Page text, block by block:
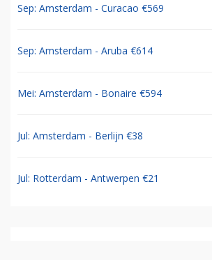
Sep: Amsterdam - Curacao €569
Sep: Amsterdam - Aruba €614
Mei: Amsterdam - Bonaire €594
Jul: Amsterdam - Berlijn €38
Jul: Rotterdam - Antwerpen €21